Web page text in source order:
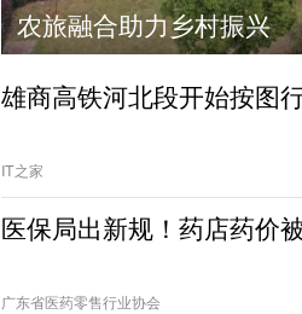
雪落庐山
雄商高铁河北段开始按图
IT之家
医保局出新规！药店药价
广东省医药零售行业协会